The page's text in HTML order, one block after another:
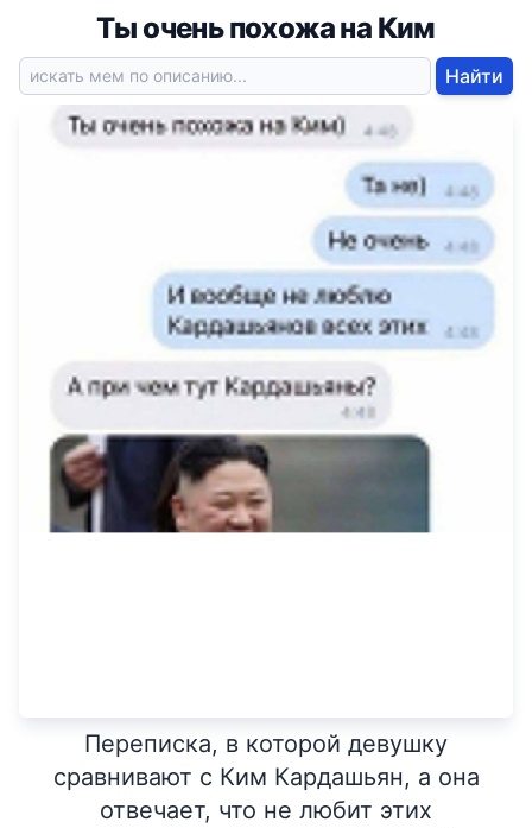
Ты очень похожа на Ким
Найти
Переписка, в которой девушку
сравнивают с Ким Кардашьян, а она
отвечает, что не любит этих